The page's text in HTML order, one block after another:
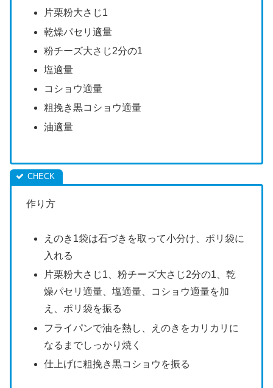
片栗粉大さじ1
乾燥パセリ適量
粉チーズ大さじ2分の1
塩適量
コショウ適量
粗挽き黒コショウ適量
油適量
作り方
えのき1袋は石づきを取って小分け、ポリ袋に
入れる
片栗粉大さじ1、粉チーズ大さじ2分の1、乾
燥パセリ適量、塩適量、コショウ適量を加
え、ポリ袋を振る
フライパンで油を熱し、えのきをカリカリに
なるまでしっかり焼く
仕上げに粗挽き黒コショウを振る